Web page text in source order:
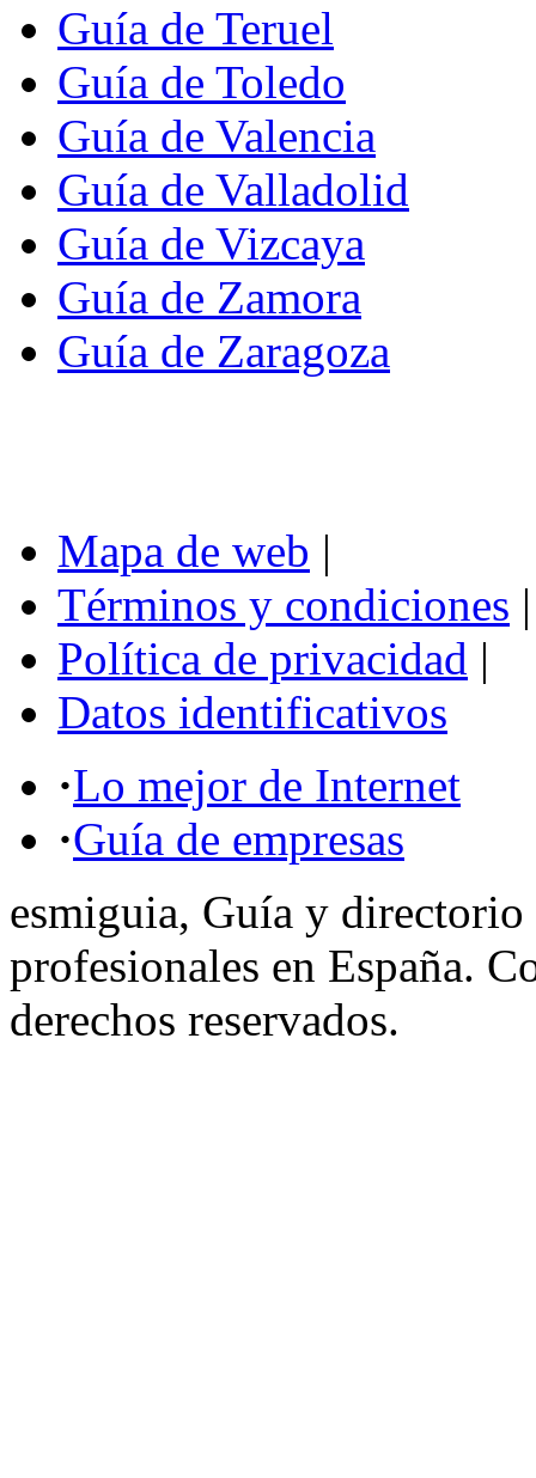
Guía de Teruel
Guía de Toledo
Guía de Valencia
Guía de Valladolid
Guía de Vizcaya
Guía de Zamora
Guía de Zaragoza
Mapa de web |
Términos y condiciones |
Política de privacidad |
Datos identificativos
·Lo mejor de Internet
·Guía de empresas
esmiguia, Guía y directorio
profesionales en España.
derechos reservados.